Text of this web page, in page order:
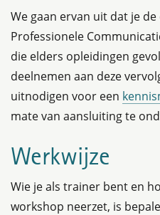
We gaan ervan uit dat je
Professionele
die elders opleidingen
deelnemen aan deze
uitnodigen voor een
mate van aansluiting te
Werkwijze
Wie je als trainer bent en
workshop neerzet, is